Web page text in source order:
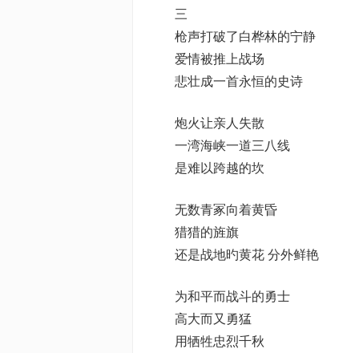
三
枪声打破了白桦林的宁静
爱情被推上战场
悲壮成一首永恒的史诗
炮火让亲人失散
一湾海峡一道三八线
是难以跨越的坎
无数青冢向着黄昏
猎猎的旌旗
还是战地旳黄花 分外鲜艳
为和平而战斗的勇士
高大而又勇猛
用牺牲忠烈千秋